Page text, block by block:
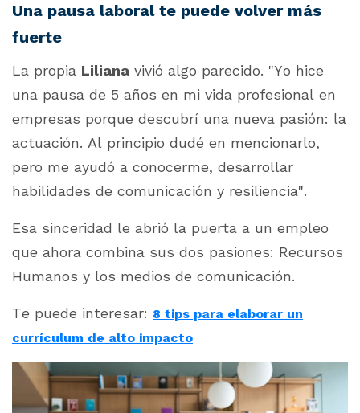
Una pausa laboral te puede volver más
fuerte
La propia Liliana vivió algo parecido. "Yo hice
una pausa de 5 años en mi vida profesional en
empresas porque descubrí una nueva pasión: la
actuación. Al principio dudé en mencionarlo,
pero me ayudó a conocerme, desarrollar
habilidades de comunicación y resiliencia".
Esa sinceridad le abrió la puerta a un empleo
que ahora combina sus dos pasiones: Recursos
Humanos y los medios de comunicación.
Te puede interesar: 8 tips para elaborar un
currículum de alto impacto